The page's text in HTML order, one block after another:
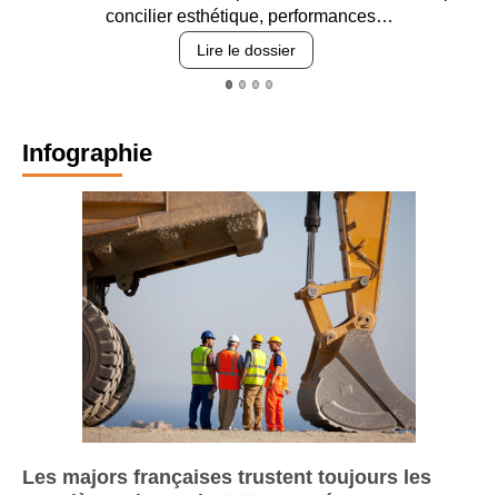
concilier esthétique, performances…
Lire le dossier
Infographie
Les majors françaises trustent toujours les